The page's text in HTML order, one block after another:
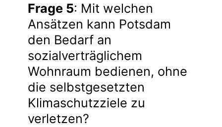
Frage 5: Mit welchen
Ansätzen kann Potsdam
den Bedarf an
sozialverträglichem
Wohnraum bedienen, ohne
die selbstgesetzten
Klimaschutzziele zu
verletzen?